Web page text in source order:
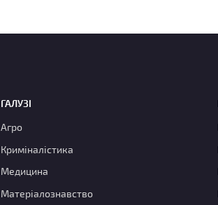
ГАЛУЗІ
Агро
Криміналістика
Медицина
Матеріалознавство